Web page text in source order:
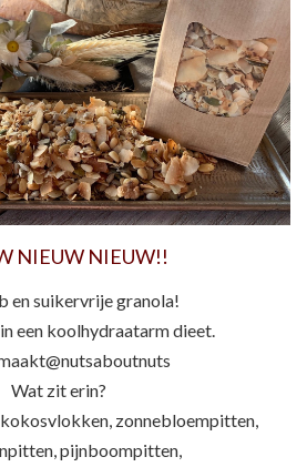
NIEUW NIEUW!!
en suikervrije granola!
een koolhydraatarm dieet.
Wat zit erin?
zonnebloempitten,
pijnboompitten,